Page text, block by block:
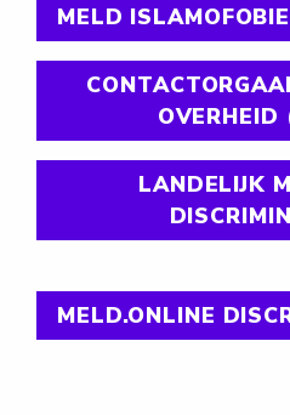
MELD ISLAMOFOBIE
OVERHEID
LANDELIJK
MELD.ONLINE